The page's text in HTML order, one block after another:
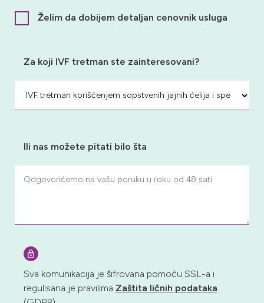
Želim da dobijem detaljan cenovnik usluga
Za koji IVF tretman ste zainteresovani?
Ili nas možete pitati bilo šta
Sva komunikacija je šifrovana pomoću SSL-a i
regulisana je pravilima Zaštita ličnih podataka